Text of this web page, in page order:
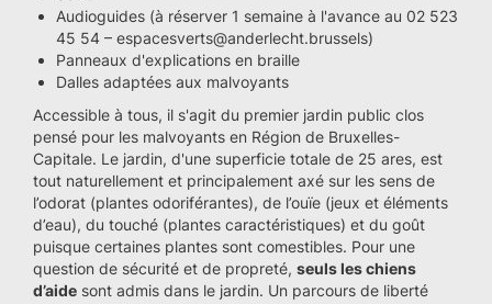
Audioguides (à réserver 1 semaine à l'avance au 02 523
45 54 – espacesverts@anderlecht.brussels)
Panneaux d'explications en braille
Dalles adaptées aux malvoyants
Accessible à tous, il s'agit du premier jardin public clos
pensé pour les malvoyants en Région de Bruxelles-
Capitale. Le jardin, d'une superficie totale de 25 ares, est
tout naturellement et principalement axé sur les sens de
l’odorat (plantes odoriférantes), de l’ouïe (jeux et éléments
d’eau), du touché (plantes caractéristiques) et du goût
puisque certaines plantes sont comestibles. Pour une
question de sécurité et de propreté, seuls les chiens
d’aide sont admis dans le jardin. Un parcours de liberté